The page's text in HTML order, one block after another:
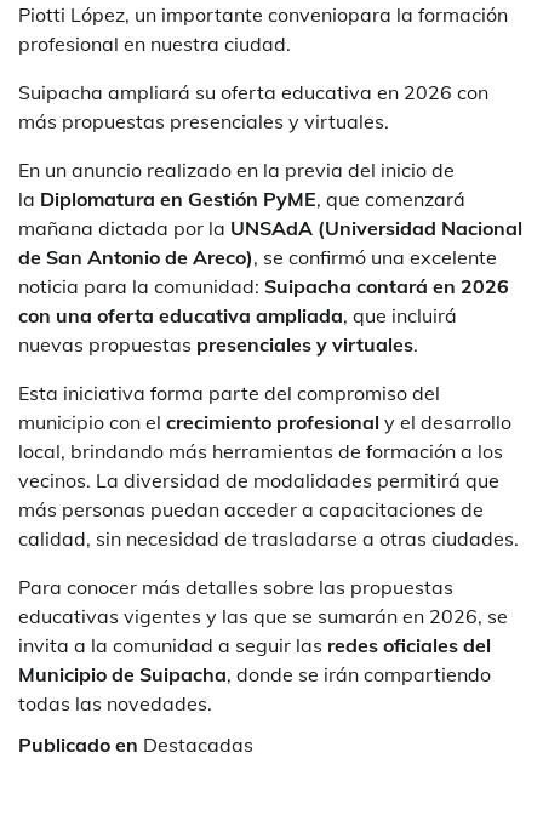
Piotti López, un importante conveniopara la formación
profesional en nuestra ciudad.
Suipacha ampliará su oferta educativa en 2026 con
más propuestas presenciales y virtuales.
En un anuncio realizado en la previa del inicio de
la Diplomatura en Gestión PyME, que comenzará
mañana dictada por la UNSAdA (Universidad Nacional
de San Antonio de Areco), se confirmó una excelente
noticia para la comunidad: Suipacha contará en 2026
con una oferta educativa ampliada, que incluirá
nuevas propuestas presenciales y virtuales.
Esta iniciativa forma parte del compromiso del
municipio con el crecimiento profesional y el desarrollo
local, brindando más herramientas de formación a los
vecinos. La diversidad de modalidades permitirá que
más personas puedan acceder a capacitaciones de
calidad, sin necesidad de trasladarse a otras ciudades.
Para conocer más detalles sobre las propuestas
educativas vigentes y las que se sumarán en 2026, se
invita a la comunidad a seguir las redes oficiales del
Municipio de Suipacha, donde se irán compartiendo
todas las novedades.
Publicado en Destacadas